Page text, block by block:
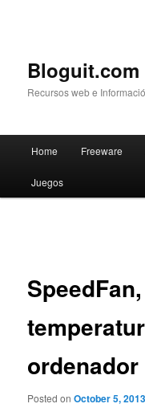
Bloguit.com
Recursos web e
Skip
to
Home Freeware
Juegos
ordenador
Posted onOctober 5, 2013